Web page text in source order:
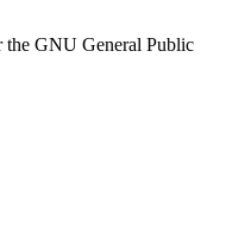
the GNU General Public